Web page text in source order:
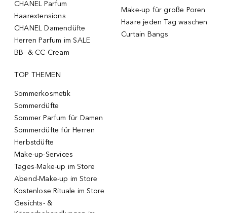
CHANEL Parfum
Haarextensions
CHANEL Damendüfte
Herren Parfum im SALE
BB- & CC-Cream
Make-up für große Poren
Haare jeden Tag waschen
Curtain Bangs
TOP THEMEN
Sommerkosmetik
Sommerdüfte
Sommer Parfum für Damen
Sommerdüfte für Herren
Herbstdüfte
Make-up-Services
Tages-Make-up im Store
Abend-Make-up im Store
Kostenlose Rituale im Store
Gesichts- &